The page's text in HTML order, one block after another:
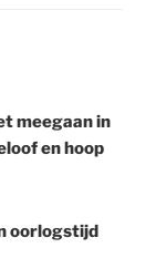
meegaan in
en hoop
oorlogstijd